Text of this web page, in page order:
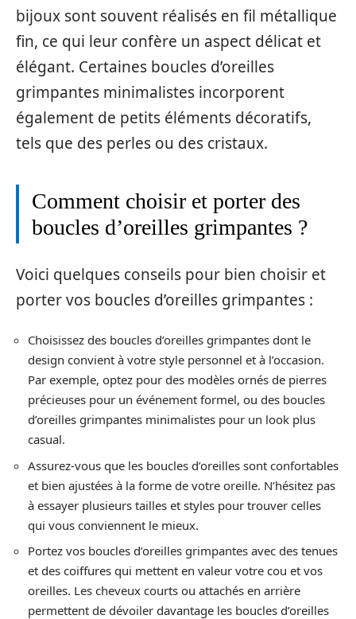
bijoux sont souvent réalisés en fil métallique
fin, ce qui leur confère un aspect délicat et
élégant. Certaines boucles d’oreilles
grimpantes minimalistes incorporent
également de petits éléments décoratifs,
tels que des perles ou des cristaux.
Comment choisir et porter des
boucles d’oreilles grimpantes ?
Voici quelques conseils pour bien choisir et
porter vos boucles d’oreilles grimpantes :
Choisissez des boucles d’oreilles grimpantes dont le
design convient à votre style personnel et à l’occasion.
Par exemple, optez pour des modèles ornés de pierres
précieuses pour un événement formel, ou des boucles
d’oreilles grimpantes minimalistes pour un look plus
casual.
Assurez-vous que les boucles d’oreilles sont confortables
et bien ajustées à la forme de votre oreille. N’hésitez pas
à essayer plusieurs tailles et styles pour trouver celles
qui vous conviennent le mieux.
Portez vos boucles d’oreilles grimpantes avec des tenues
et des coiffures qui mettent en valeur votre cou et vos
oreilles. Les cheveux courts ou attachés en arrière
permettent de dévoiler davantage les boucles d’oreilles